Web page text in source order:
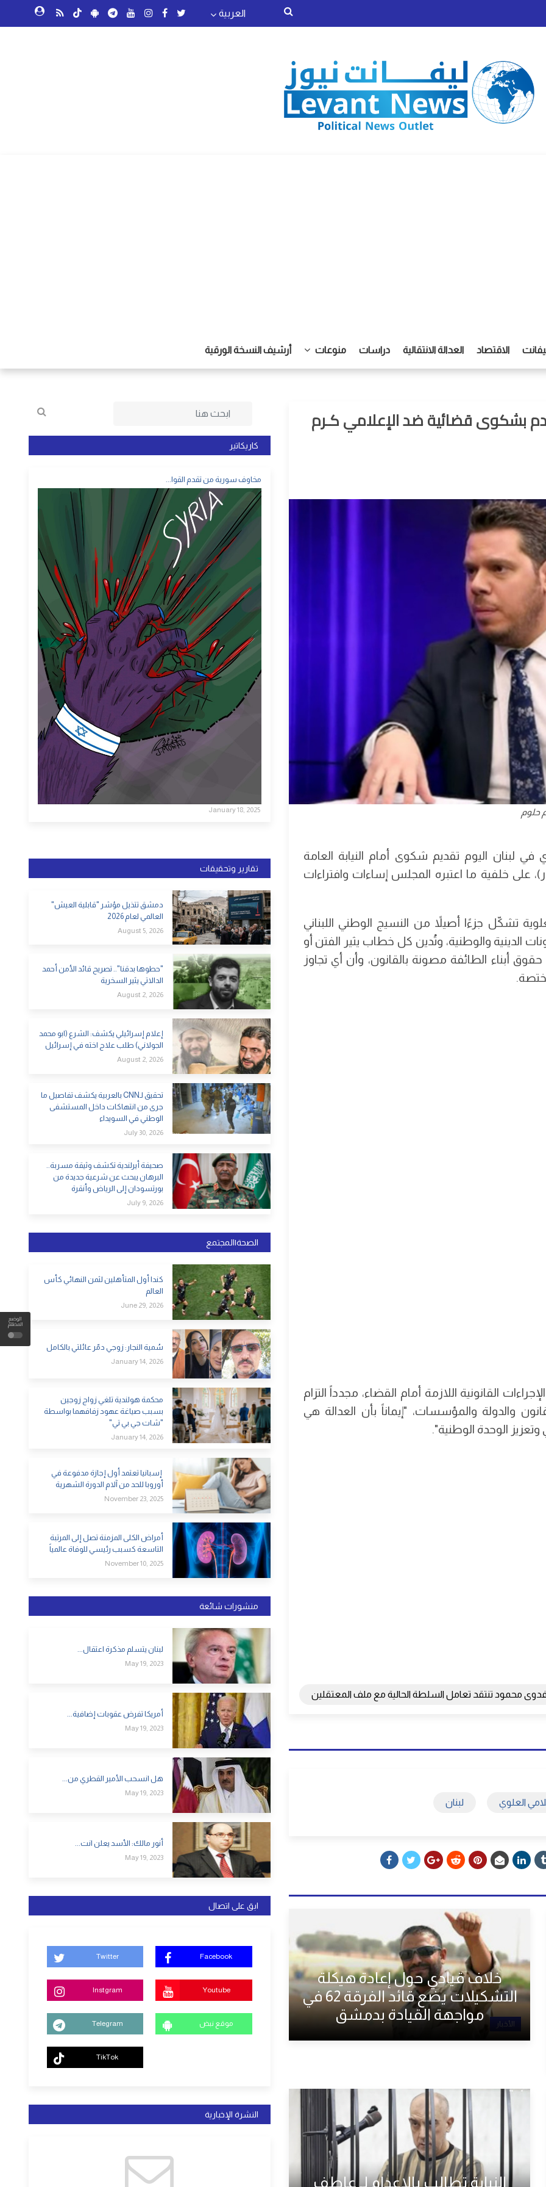
الوضع
المظلم
العربية
الاقتصاد العدالة الانتقالية دراسات منوعات أرشيف النسخة الورقية
بشكوى قضائية ضد الإعلامي كـرم
حلوم
لبنان اليوم تقديم شكوى أمام النيابة العامة
على خلفية ما اعتبره المجلس إساءات وافتراءات
تشكّل جزءًا أصيلاً من النسيج الوطني اللبناني
الدينية والوطنية، وتُدين كل خطاب يثير الفتن أو
أبناء الطائفة مصونة بالقانون، وأن أي تجاوز
القانونية اللازمة أمام القضاء، مجدداً التزام
والدولة والمؤسسات، "إيماناً بأن العدالة هي
الوحدة الوطنية".
محمود تنتقد تعامل السلطة الحالية مع ملف المعتقلين
العلوي لبنان
الأخبار
خلاف قيادي حول إعادة هيكلة
التشكيلات يضع قائد الفرقة 62 في
مواجهة القيادة بدمشق
النيابة تطالب بالإعدام لـ عاطف
كاريكاتير
مخاوف سورية من تقدم القوا...
January 18, 2025
تقارير وتحقيقات
دمشق تتذيل مؤشر "قابلية العيش"
العالمي لعام 2026
August 5, 2026
"حطوها بدقنا".. تصريح قائد الأمن أحمد
الدالاتي يثير السخرية
August 2, 2026
إعلام إسرائيلي يكشف: الشرع (ابو محمد
الجولاني) طلب علاج اخته في إسرائيل
August 2, 2026
تحقيق لـCNN بالعربية يكشف تفاصيل ما
جرى من انتهاكات داخل المستشفى
الوطني في السويداء
July 30, 2026
صحيفة أيرلندية تكشف وثيقة مسربة..
البرهان يبحث عن شرعية جديدة من
بورتسودان إلى الرياض وأنقرة
July 9, 2026
الصحة|المجتمع
كندا أول المتأهلين لثمن النهائي كأس
العالم
June 29, 2026
سُمية النجار: زوجي دمّر عائلتي بالكامل
January 14, 2026
محكمة هولندية تلغي زواج زوجين
بسبب صياغة عهود زفافهما بواسطة
"شات جي بي تي"
January 14, 2026
إسبانيا تعتمد أول إجازة مدفوعة في
أوروبا للحد من آلام الدورة الشهرية
November 23, 2025
أمراض الكلى المزمنة تصل إلى المرتبة
التاسعة كسبب رئيسي للوفاة عالمياً
November 10, 2025
منشورات شائعة
لبنان يتسلم مذكرة اعتقال...
May 19, 2023
أمريكا تفرض عقوبات إضافية...
May 19, 2023
هل انسحب الأمير القطري من...
May 19, 2023
أنور مالك: الأسد يعلن انت...
May 19, 2023
ابق على اتصال
Twitter Facebook
Instgram Youtube
Telegram موقع نبض
TikTok
النشرة الإخبارية